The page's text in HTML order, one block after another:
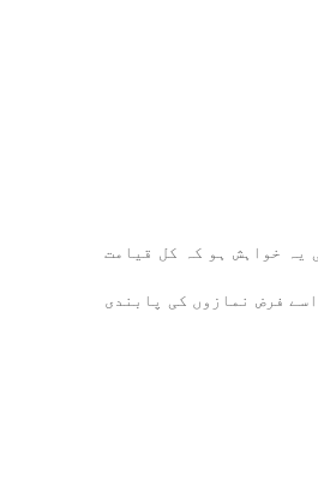
یہ خواہش ہو کہ کل قیامت
فرض نمازوں کی پابندی